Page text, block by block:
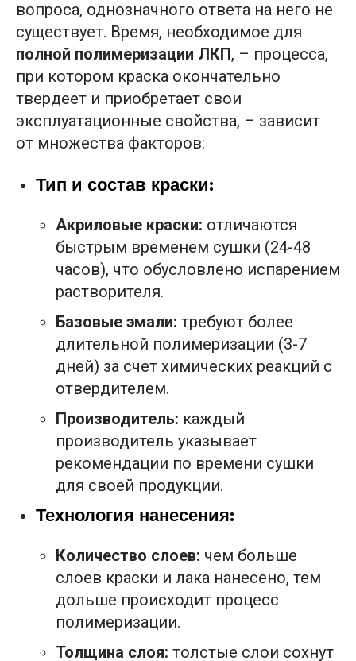
вопроса, однозначного ответа на него не
существует. Время, необходимое для
полной полимеризации ЛКП, – процесса,
при котором краска окончательно
твердеет и приобретает свои
эксплуатационные свойства, – зависит
от множества факторов:
Тип и состав краски:
Акриловые краски: отличаются
быстрым временем сушки (24-48
часов), что обусловлено испарением
растворителя.
Базовые эмали: требуют более
длительной полимеризации (3-7
дней) за счет химических реакций с
отвердителем.
Производитель: каждый
производитель указывает
рекомендации по времени сушки
для своей продукции.
Технология нанесения:
Количество слоев: чем больше
слоев краски и лака нанесено, тем
дольше происходит процесс
полимеризации.
Толщина слоя: толстые слои сохнут